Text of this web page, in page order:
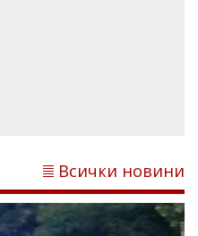
Всички новини